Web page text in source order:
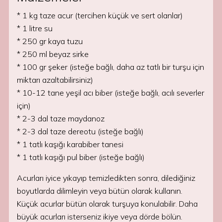
* 1 kg taze acur (tercihen küçük ve sert olanlar)
* 1 litre su
* 250 gr kaya tuzu
* 250 ml beyaz sirke
* 100 gr şeker (isteğe bağlı, daha az tatlı bir turşu için
miktarı azaltabilirsiniz)
* 10-12 tane yeşil acı biber (isteğe bağlı, acılı severler
için)
* 2-3 dal taze maydanoz
* 2-3 dal taze dereotu (isteğe bağlı)
* 1 tatlı kaşığı karabiber tanesi
* 1 tatlı kaşığı pul biber (isteğe bağlı)
Acurları iyice yıkayıp temizledikten sonra, dilediğiniz
boyutlarda dilimleyin veya bütün olarak kullanın.
Küçük acurlar bütün olarak turşuya konulabilir. Daha
büyük acurları isterseniz ikiye veya dörde bölün.